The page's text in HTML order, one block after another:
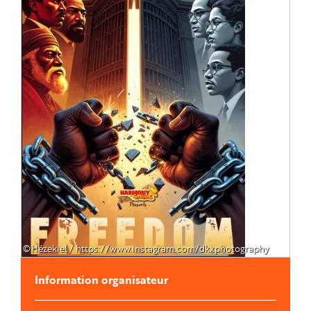
©Hézekiel / https://www.instagram.com/dkxphotography
Information organisateur